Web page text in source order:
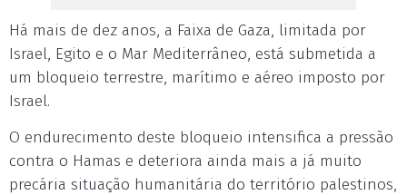
Há mais de dez anos, a Faixa de Gaza, limitada por
Israel, Egito e o Mar Mediterrâneo, está submetida a
um bloqueio terrestre, marítimo e aéreo imposto por
Israel.
O endurecimento deste bloqueio intensifica a pressão
contra o Hamas e deteriora ainda mais a já muito
precária situação humanitária do território palestinos,